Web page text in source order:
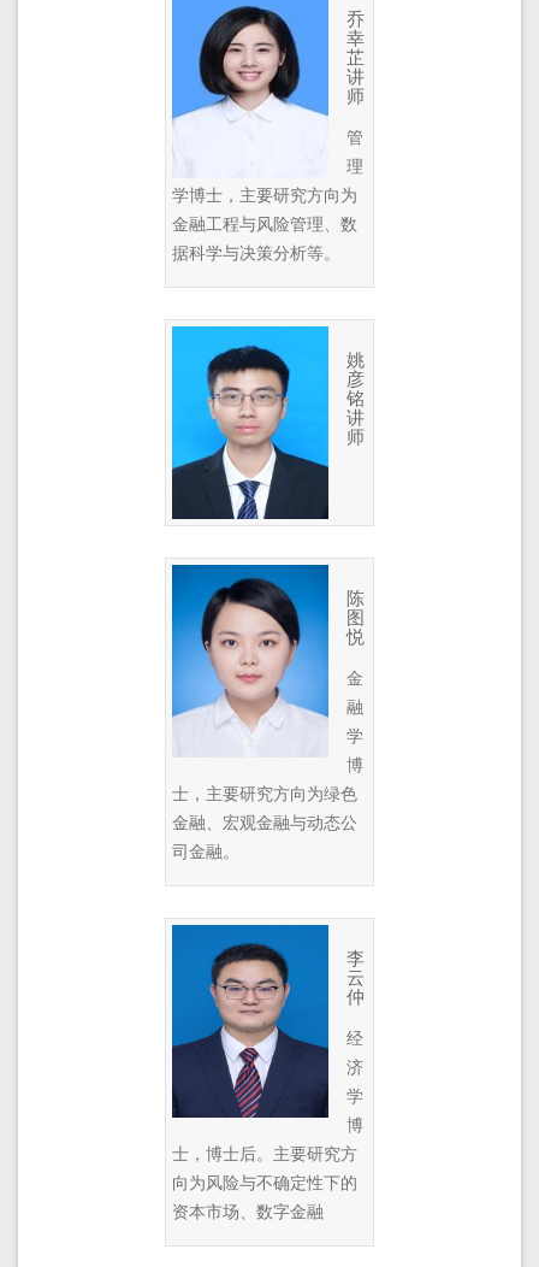
乔
幸
芷
讲
师
管
理
学博士，主要研究方向为
金融工程与风险管理、数
据科学与决策分析等。
姚
彦
铭
讲
师
陈
图
悦
金
融
学
博
士，主要研究方向为绿色
金融、宏观金融与动态公
司金融。
李
云
仲
经
济
学
博
士，博士后。主要研究方
向为风险与不确定性下的
资本市场、数字金融